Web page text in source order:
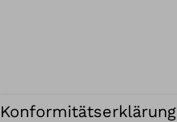
Konformitätserklärung